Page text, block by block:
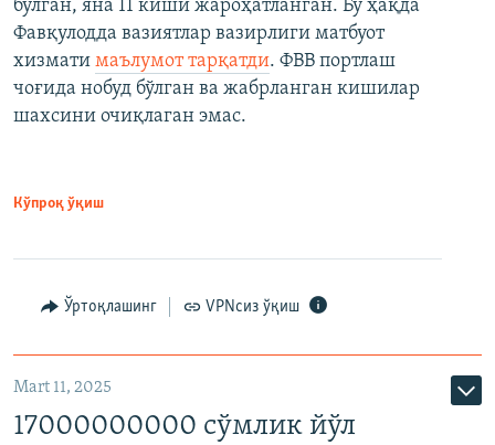
бўлган, яна 11 киши жароҳатланган. Бу ҳақда
Фавқулодда вазиятлар вазирлиги матбуот
хизмати маълумот тарқатди. ФВВ портлаш
чоғида нобуд бўлган ва жабрланган кишилар
шахсини очиқлаган эмас.
Кўпроқ ўқиш
Ўртоқлашинг VPNсиз ўқиш
Mart 11, 2025
17000000000 сўмлик йўл